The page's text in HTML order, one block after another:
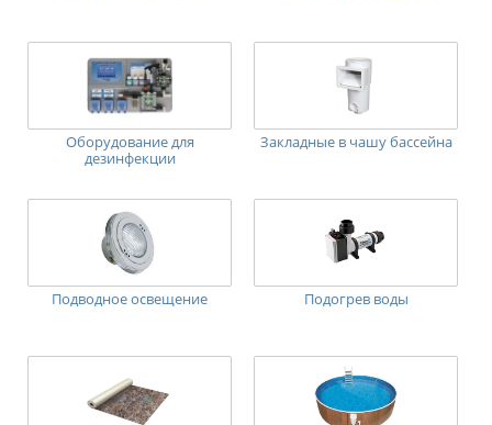
Оборудование для
дезинфекции
Закладные в чашу бассейна
Подводное освещение Подогрев воды